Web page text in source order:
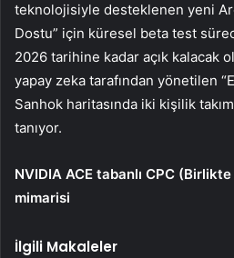
teknolojisiyle desteklenen yeni
Dostu” için küresel beta test
2026 tarihine kadar açık kalacak
yapay zeka tarafından yönetilen
Sanhok haritasında iki kişilik
tanıyor.
NVIDIA ACE tabanlı CPC
mimarisi
İlgili Makaleler